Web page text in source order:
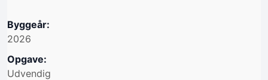
Byggeår:
2026
Opgave:
Udvendig